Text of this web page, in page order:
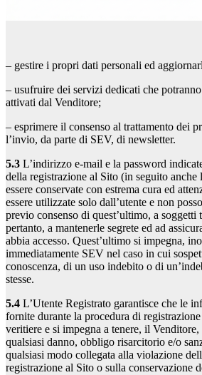
– gestire i propri dati personali ed
– usufruire dei servizi dedicati che
attivati dal Venditore;
– esprimere il consenso al trattamento dei
l’invio, da parte di SEV, di newsletter.
5.3 L’indirizzo e-mail e la password
della registrazione al Sito (in seguito
essere conservate con estrema cura ed
essere utilizzate solo dall’utente e non
previo consenso di quest’ultimo, a soggetti
pertanto, a mantenerle segrete ed ad
abbia accesso. Quest’ultimo si impegna,
immediatamente SEV nel caso in cui
conoscenza, di un uso indebito o di
stesse.
5.4 L’Utente Registrato garantisce che le
fornite durante la procedura di
veritiere e si impegna a tenere, il
qualsiasi danno, obbligo risarcitorio e/o
qualsiasi modo collegata alla violazione
registrazione al Sito o sulla conservazione